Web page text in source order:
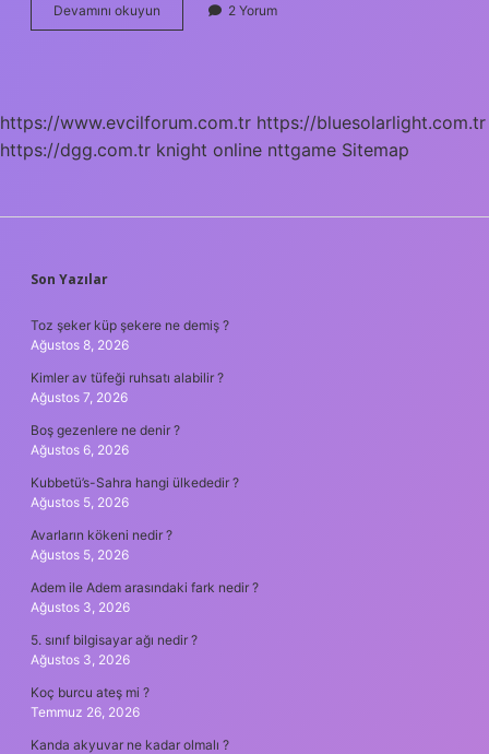
Devamını okuyun
Içi
2 Yorum
https://www.evcilforum.com.tr https://bluesolarlight.com.tr
https://dgg.com.tr knight online nttgame Sitemap
SIDEBAR
Son Yazılar
Toz şeker küp şekere ne demiş ?
Ağustos 8, 2026
Kimler av tüfeği ruhsatı alabilir ?
Ağustos 7, 2026
Boş gezenlere ne denir ?
Ağustos 6, 2026
Kubbetü’s-Sahra hangi ülkededir ?
Ağustos 5, 2026
Avarların kökeni nedir ?
Ağustos 5, 2026
Adem ile Adem arasındaki fark nedir ?
Ağustos 3, 2026
5. sınıf bilgisayar ağı nedir ?
Ağustos 3, 2026
Koç burcu ateş mi ?
Temmuz 26, 2026
Kanda akyuvar ne kadar olmalı ?